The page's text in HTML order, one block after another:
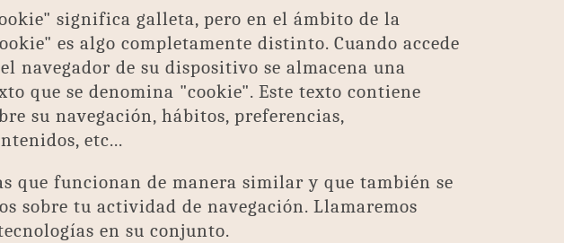
significa galleta, pero en el ámbito de la
es algo completamente distinto. Cuando accede
navegador de su dispositivo se almacena una
que se denomina "cookie". Este texto contiene
su navegación, hábitos, preferencias,
etc...
que funcionan de manera similar y que también se
sobre tu actividad de navegación. Llamaremos
en su conjunto.